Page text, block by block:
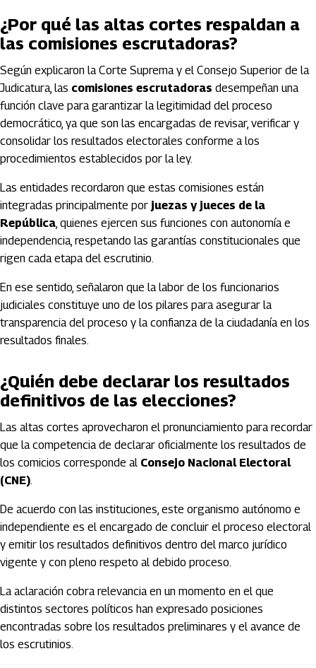
¿Por qué las altas cortes respaldan a
las comisiones escrutadoras?
Según explicaron la Corte Suprema y el Consejo Superior de la
Judicatura, las comisiones escrutadoras desempeñan una
función clave para garantizar la legitimidad del proceso
democrático, ya que son las encargadas de revisar, verificar y
consolidar los resultados electorales conforme a los
procedimientos establecidos por la ley.
Las entidades recordaron que estas comisiones están
integradas principalmente por juezas y jueces de la
República, quienes ejercen sus funciones con autonomía e
independencia, respetando las garantías constitucionales que
rigen cada etapa del escrutinio.
En ese sentido, señalaron que la labor de los funcionarios
judiciales constituye uno de los pilares para asegurar la
transparencia del proceso y la confianza de la ciudadanía en los
resultados finales.
¿Quién debe declarar los resultados
definitivos de las elecciones?
Las altas cortes aprovecharon el pronunciamiento para recordar
que la competencia de declarar oficialmente los resultados de
los comicios corresponde al Consejo Nacional Electoral
(CNE).
De acuerdo con las instituciones, este organismo autónomo e
independiente es el encargado de concluir el proceso electoral
y emitir los resultados definitivos dentro del marco jurídico
vigente y con pleno respeto al debido proceso.
La aclaración cobra relevancia en un momento en el que
distintos sectores políticos han expresado posiciones
encontradas sobre los resultados preliminares y el avance de
los escrutinios.